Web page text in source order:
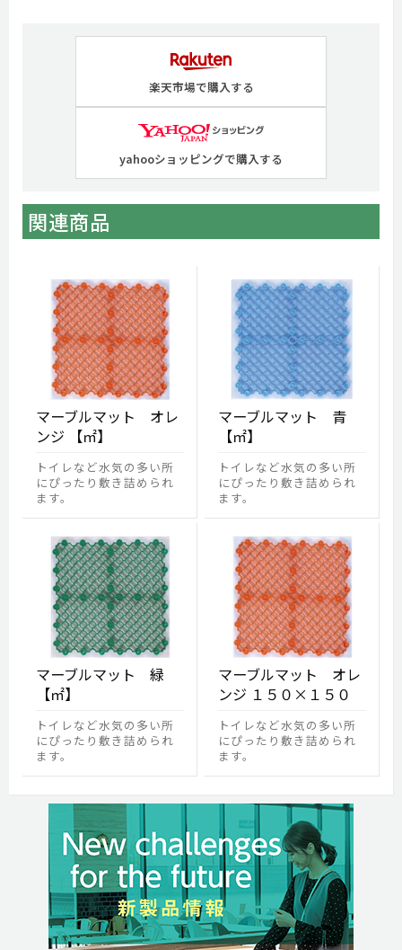
楽天市場で購入する
yahooショッピングで購入する
関連商品
マーブルマット オレ
ンジ 【㎡】
トイレなど水気の多い所
にぴったり敷き詰められ
ます。
マーブルマット 青
【㎡】
トイレなど水気の多い所
にぴったり敷き詰められ
ます。
マーブルマット 緑
【㎡】
トイレなど水気の多い所
にぴったり敷き詰められ
ます。
マーブルマット オレ
ンジ １５０×１５０
トイレなど水気の多い所
にぴったり敷き詰められ
ます。